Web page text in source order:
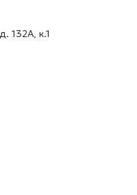
132А, к.1